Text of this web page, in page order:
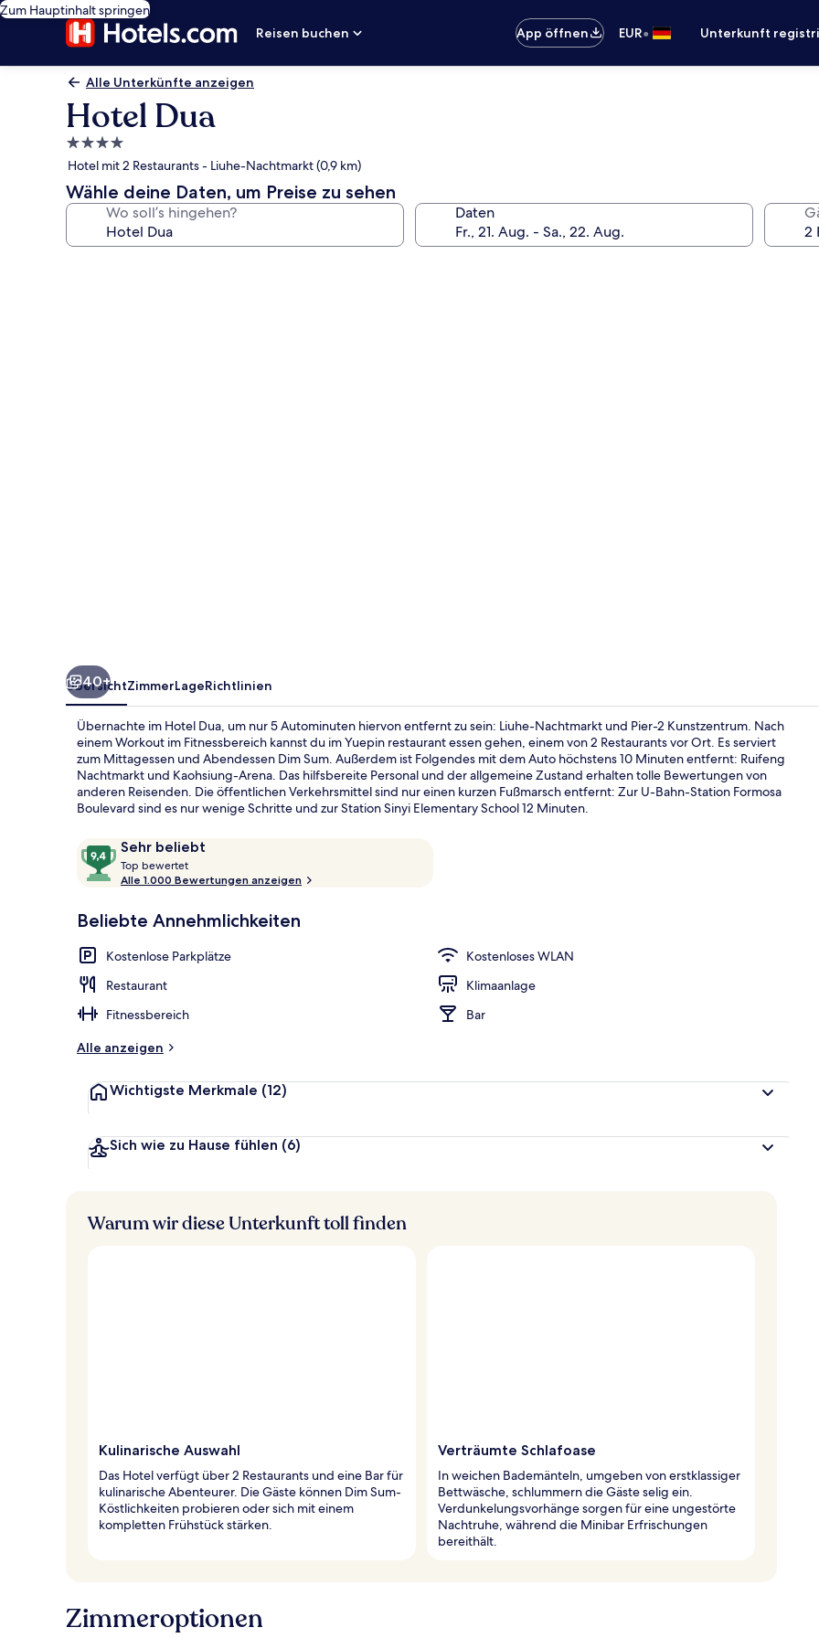
Zum Hauptinhalt springen
Reisen buchen
App öffnen EUR• Unterkunft
Alle Unterkünfte anzeigen
Hotel Dua
4.0-
Sterne-
Unterkunft
Hotel mit 2 Restaurants - Liuhe-Nachtmarkt (0,9 km)
Wähle deine Daten, um Preise zu sehen
Wo soll’s hingehen? Daten
Serviert
40+
ÜbersichtZimmerLageRichtlinien
Übernachte im Hotel Dua, um nur 5 Autominuten hiervon entfernt zu sein: Liuhe-Nachtmarkt und Pier-2 Kunstzentrum. Nach
einem Workout im Fitnessbereich kannst du im Yuepin restaurant essen gehen, einem von 2 Restaurants vor Ort. Es serviert
zum Mittagessen und Abendessen Dim Sum. Außerdem ist Folgendes mit dem Auto höchstens 10 Minuten entfernt: Ruifeng
Nachtmarkt und Kaohsiung-Arena. Das hilfsbereite Personal und der allgemeine Zustand erhalten tolle Bewertungen von
anderen Reisenden. Die öffentlichen Verkehrsmittel sind nur einen kurzen Fußmarsch entfernt: Zur U-Bahn-Station Formosa
Boulevard sind es nur wenige Schritte und zur Station Sinyi Elementary School 12 Minuten.
Bewertungen
Sehr beliebt
9,4
von
10,
beliebt
Top bewertet
o
b
w
Alle 1.000 Bewertungen anzeigen
Beliebte Annehmlichkeiten
Kostenlose Parkplätze
Kostenloses WLAN
Restaurant
Klimaanlage
Fitnessbereich
Bar
Alle anzeigen
Wichtigste Merkmale (12)
Sich wie zu Hause fühlen (6)
Warum wir diese Unterkunft toll finden
Kulinarische Auswahl
Das Hotel verfügt über 2 Restaurants und eine Bar für
kulinarische Abenteurer. Die Gäste können Dim Sum-
Köstlichkeiten probieren oder sich mit einem
kompletten Frühstück stärken.
Verträumte Schlafoase
In weichen Bademänteln, umgeben von erstklassiger
Bettwäsche, schlummern die Gäste selig ein.
Verdunkelungsvorhänge sorgen für eine ungestörte
Nachtruhe, während die Minibar Erfrischungen
bereithält.
Zimmeroptionen